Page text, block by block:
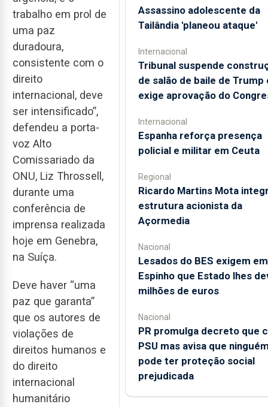
trabalho em prol de
uma paz
duradoura,
consistente com o
direito
internacional, deve
ser intensificado”,
defendeu a porta-
voz Alto
Comissariado da
ONU, Liz Throssell,
durante uma
conferência de
imprensa realizada
hoje em Genebra,
na Suíça.
Deve haver “uma
paz que garanta”
que os autores de
violações de
direitos humanos e
do direito
internacional
humanitário
Assassino adolescente da
Tailândia 'planeou ataque'
Internacional
Tribunal suspende
de salão de baile de Trump
exige aprovação do
Internacional
Espanha reforça presença
policial e militar em Ceuta
Regional
Ricardo Martins Mota
estrutura acionista da
Açormedia
Nacional
Lesados do BES exigem em
Espinho que Estado lhes
milhões de euros
Nacional
PR promulga decreto que
PSU mas avisa que
pode ter proteção social
prejudicada